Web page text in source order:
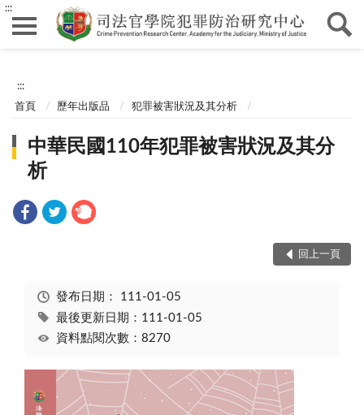
:::
:::
首頁 歷年出版品 犯罪被害狀況及其分析
中華民國110年犯罪被害狀況及其分
析
回上一頁
發布日期： 111-01-05
最後更新日期：111-01-05
資料點閱次數：8270